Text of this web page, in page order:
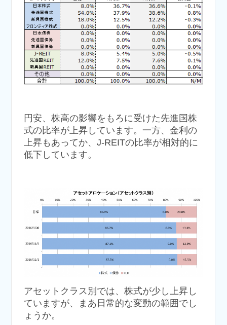
円安、株高の影響をもろに受けた先進国株
式の比率が上昇しています。一方、金利の
上昇もあってか、J-REITの比率が相対的に
低下しています。
アセットクラス別では、株式が少し上昇し
ていますが、まあ日常的な変動の範囲でし
ょうか。